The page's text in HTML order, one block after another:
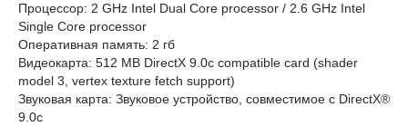
Процессор: 2 GHz Intel Dual Core processor / 2.6 GHz Intel
Single Core processor
Оперативная память: 2 гб
Видеокарта: 512 MB DirectX 9.0c compatible card (shader
model 3, vertex texture fetch support)
Звуковая карта: Звуковое устройство, совместимое с DirectX®
9.0с